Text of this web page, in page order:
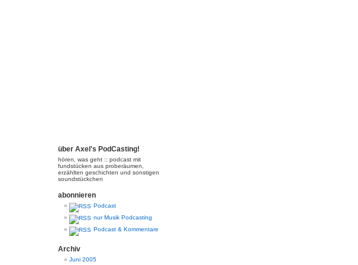
über Axel's PodCasting!
hören, was geht :: podcast mit
fundstücken aus proberäumen,
erzählten geschichten und sonstigen
soundstückchen
abonnieren
Podcast
nur Musik Podcasting
Podcast & Kommentare
Archiv
Juni 2005